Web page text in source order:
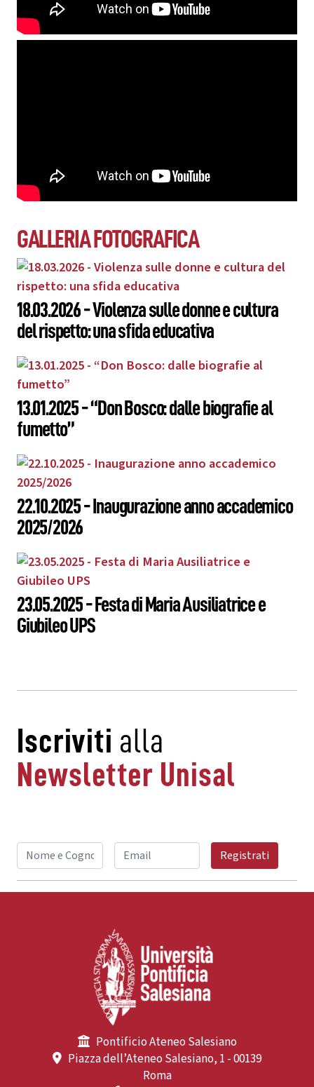
GALLERIA FOTOGRAFICA
18.03.2026 - Violenza sulle donne e cultura
del rispetto: una sfida educativa
13.01.2025 - “Don Bosco: dalle biografie al
fumetto”
22.10.2025 - Inaugurazione anno accademico
2025/2026
23.05.2025 - Festa di Maria Ausiliatrice e
Giubileo UPS
Iscriviti alla
Newsletter Unisal
Registrati
Pontificio Ateneo Salesiano
Piazza dell’Ateneo Salesiano, 1 - 00139
Roma